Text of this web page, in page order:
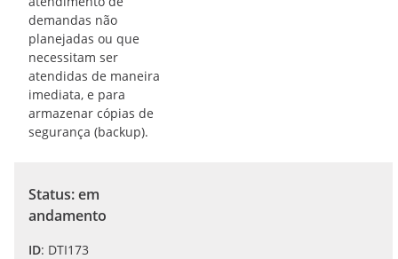
demandas não
planejadas ou que
necessitam ser
atendidas de maneira
imediata, e para
armazenar cópias de
segurança (backup).
Status: em
andamento
ID: DTI173